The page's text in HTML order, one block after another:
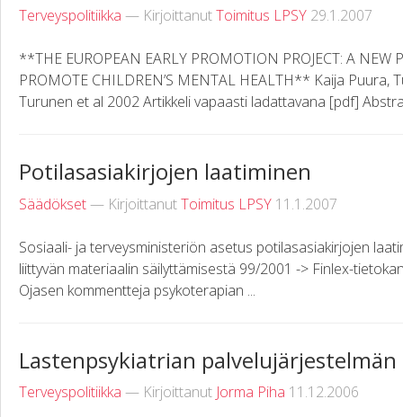
Terveyspolitiikka — KirjoittanutToimitus LPSY 29.1.2007
**THE EUROPEAN EARLY PROMOTION PROJECT: A NEW
PROMOTE CHILDREN’S MENTAL HEALTH** Kaija Puura,
Turunen et al 2002 Artikkeli vapaasti ladattavana [pdf]
Potilasasiakirjojen laatiminen
Säädökset— KirjoittanutToimitus LPSY 11.1.2007
Sosiaali- ja terveysministeriön asetus potilasasiakirjojen
liittyvän materiaalin säilyttämisestä 99/2001 -> Finlex-
Ojasen kommentteja psykoterapian ...
Lastenpsykiatrian
Terveyspolitiikka — Kirjoittanut Jorma Piha 11.12.2006